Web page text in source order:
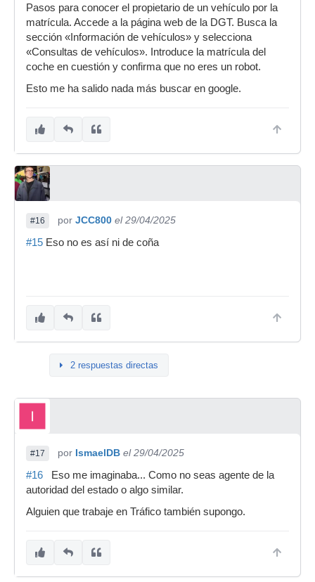
Pasos para conocer el propietario de un vehículo por la
matrícula. Accede a la página web de la DGT. Busca la
sección «Información de vehículos» y selecciona
«Consultas de vehículos». Introduce la matrícula del
coche en cuestión y confirma que no eres un robot.
Esto me ha salido nada más buscar en google.
#16 por JCC800 el 29/04/2025
#15 Eso no es así ni de coña
2 respuestas directas
#17 por IsmaelDB el 29/04/2025
#16 Eso me imaginaba... Como no seas agente de la
autoridad del estado o algo similar.
Alguien que trabaje en Tráfico también supongo.